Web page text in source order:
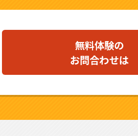
無料体験の
お問合わせは